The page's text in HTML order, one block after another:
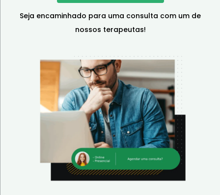
Seja encaminhado para uma consulta com um de
nossos terapeutas!